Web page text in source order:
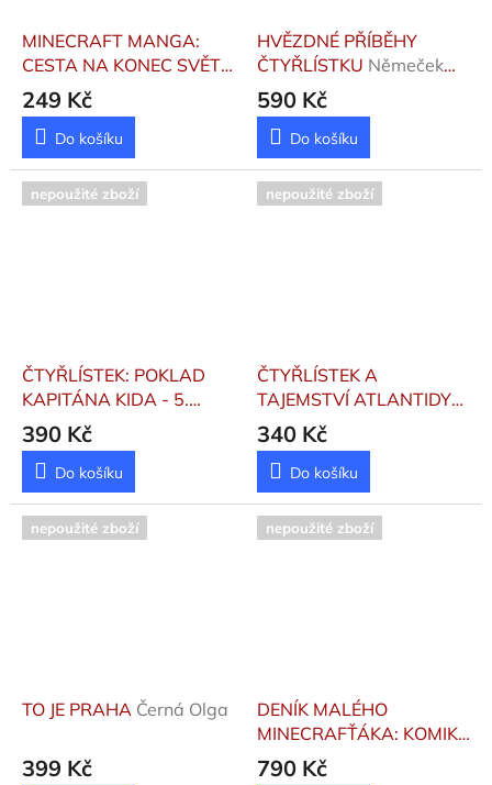
MINECRAFT MANGA:
CESTA NA KONEC SVĚTA
1 Seto, Kazujoši
249 Kč
Do košíku
HVĚZDNÉ PŘÍBĚHY
ČTYŘLÍSTKU Němeček
Jaroslav
590 Kč
Do košíku
nepoužité zboží
ČTYŘLÍSTEK: POKLAD
KAPITÁNA KIDA - 5.
VYDÁNÍ
Jaroslav; Štíplová, Ljuba
390 Kč
Do košíku
nepoužité zboží
ČTYŘLÍSTEK A
TAJEMSTVÍ ATLANTIDY
Lamka, Josef; Lamková,
Hana; Poborák, Ji
340 Kč
Do košíku
nepoužité zboží
TO JE PRAHA Černá Olga
399 Kč
nepoužité zboží
DENÍK MALÉHO
MINECRAFŤÁKA: KOMIKS
KOMPLET 1
790 Kč